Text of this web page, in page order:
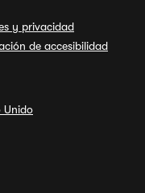
y privacidad
de accesibilidad
Unido